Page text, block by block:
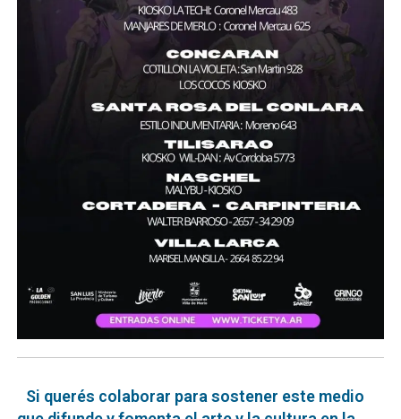
Si querés colaborar para sostener este medio